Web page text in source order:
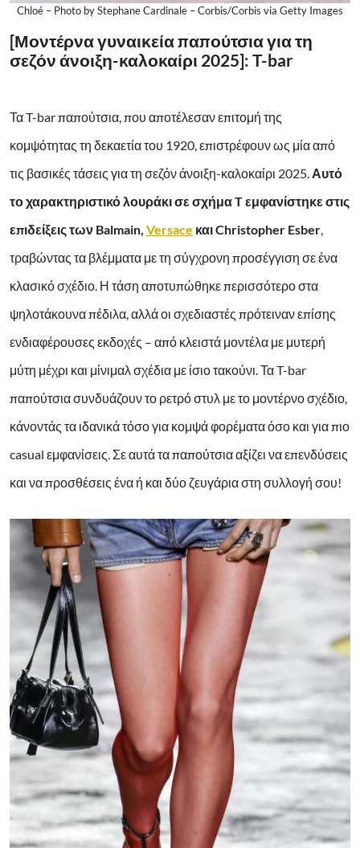
Chloé – Photo by Stephane Cardinale – Corbis/Corbis via Getty Images
[Μοντέρνα γυναικεία παπούτσια για τη
σεζόν άνοιξη-καλοκαίρι 2025]: T-bar
Τα T-bar παπούτσια, που αποτέλεσαν επιτομή της
κομψότητας τη δεκαετία του 1920, επιστρέφουν ως μία από
τις βασικές τάσεις για τη σεζόν άνοιξη-καλοκαίρι 2025. Αυτό
το χαρακτηριστικό λουράκι σε σχήμα T εμφανίστηκε στις
επιδείξεις των Balmain, Versace και Christopher Esber,
τραβώντας τα βλέμματα με τη σύγχρονη προσέγγιση σε ένα
κλασικό σχέδιο. Η τάση αποτυπώθηκε περισσότερο στα
ψηλοτάκουνα πέδιλα, αλλά οι σχεδιαστές πρότειναν επίσης
ενδιαφέρουσες εκδοχές – από κλειστά μοντέλα με μυτερή
μύτη μέχρι και μίνιμαλ σχέδια με ίσιο τακούνι. Τα T-bar
παπούτσια συνδυάζουν το ρετρό στυλ με το μοντέρνο σχέδιο,
κάνοντάς τα ιδανικά τόσο για κομψά φορέματα όσο και για πιο
casual εμφανίσεις. Σε αυτά τα παπούτσια αξίζει να επενδύσεις
και να προσθέσεις ένα ή και δύο ζευγάρια στη συλλογή σου!